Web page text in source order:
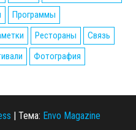
Программы
Рестораны
Связь
Фотография
| Тема: Envo Magazine